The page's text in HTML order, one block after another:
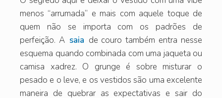
menos “arrumada” e mais com aquele toque de
quem não se importa com os padrões de
perfeição. A saia de couro também entra nesse
esquema quando combinada com uma jaqueta ou
camisa xadrez. O grunge é sobre misturar o
pesado e o leve, e os vestidos são uma excelente
maneira de quebrar as expectativas e sair do